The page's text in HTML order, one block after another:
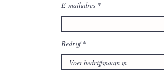
E-mailadres
Bedrijf